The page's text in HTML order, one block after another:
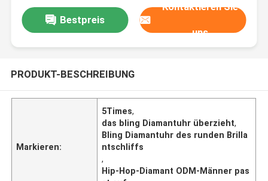
Bestpreis
Kontaktieren Sie
uns
PRODUKT-BESCHREIBUNG
Markieren:
5Times,
das bling Diamantuhr überzieht,
Bling Diamantuhr des runden Brilla
ntschliffs
,
Hip-Hop-Diamant ODM-Männer pas